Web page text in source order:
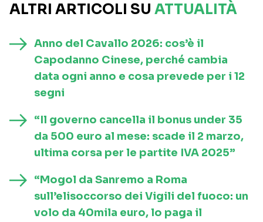
ALTRI ARTICOLI SU ATTUALITÀ
Anno del Cavallo 2026: cos’è il
Capodanno Cinese, perché cambia
data ogni anno e cosa prevede per i 12
segni
“Il governo cancella il bonus under 35
da 500 euro al mese: scade il 2 marzo,
ultima corsa per le partite IVA 2025”
“Mogol da Sanremo a Roma
sull’elisoccorso dei Vigili del fuoco: un
volo da 40mila euro, lo paga il